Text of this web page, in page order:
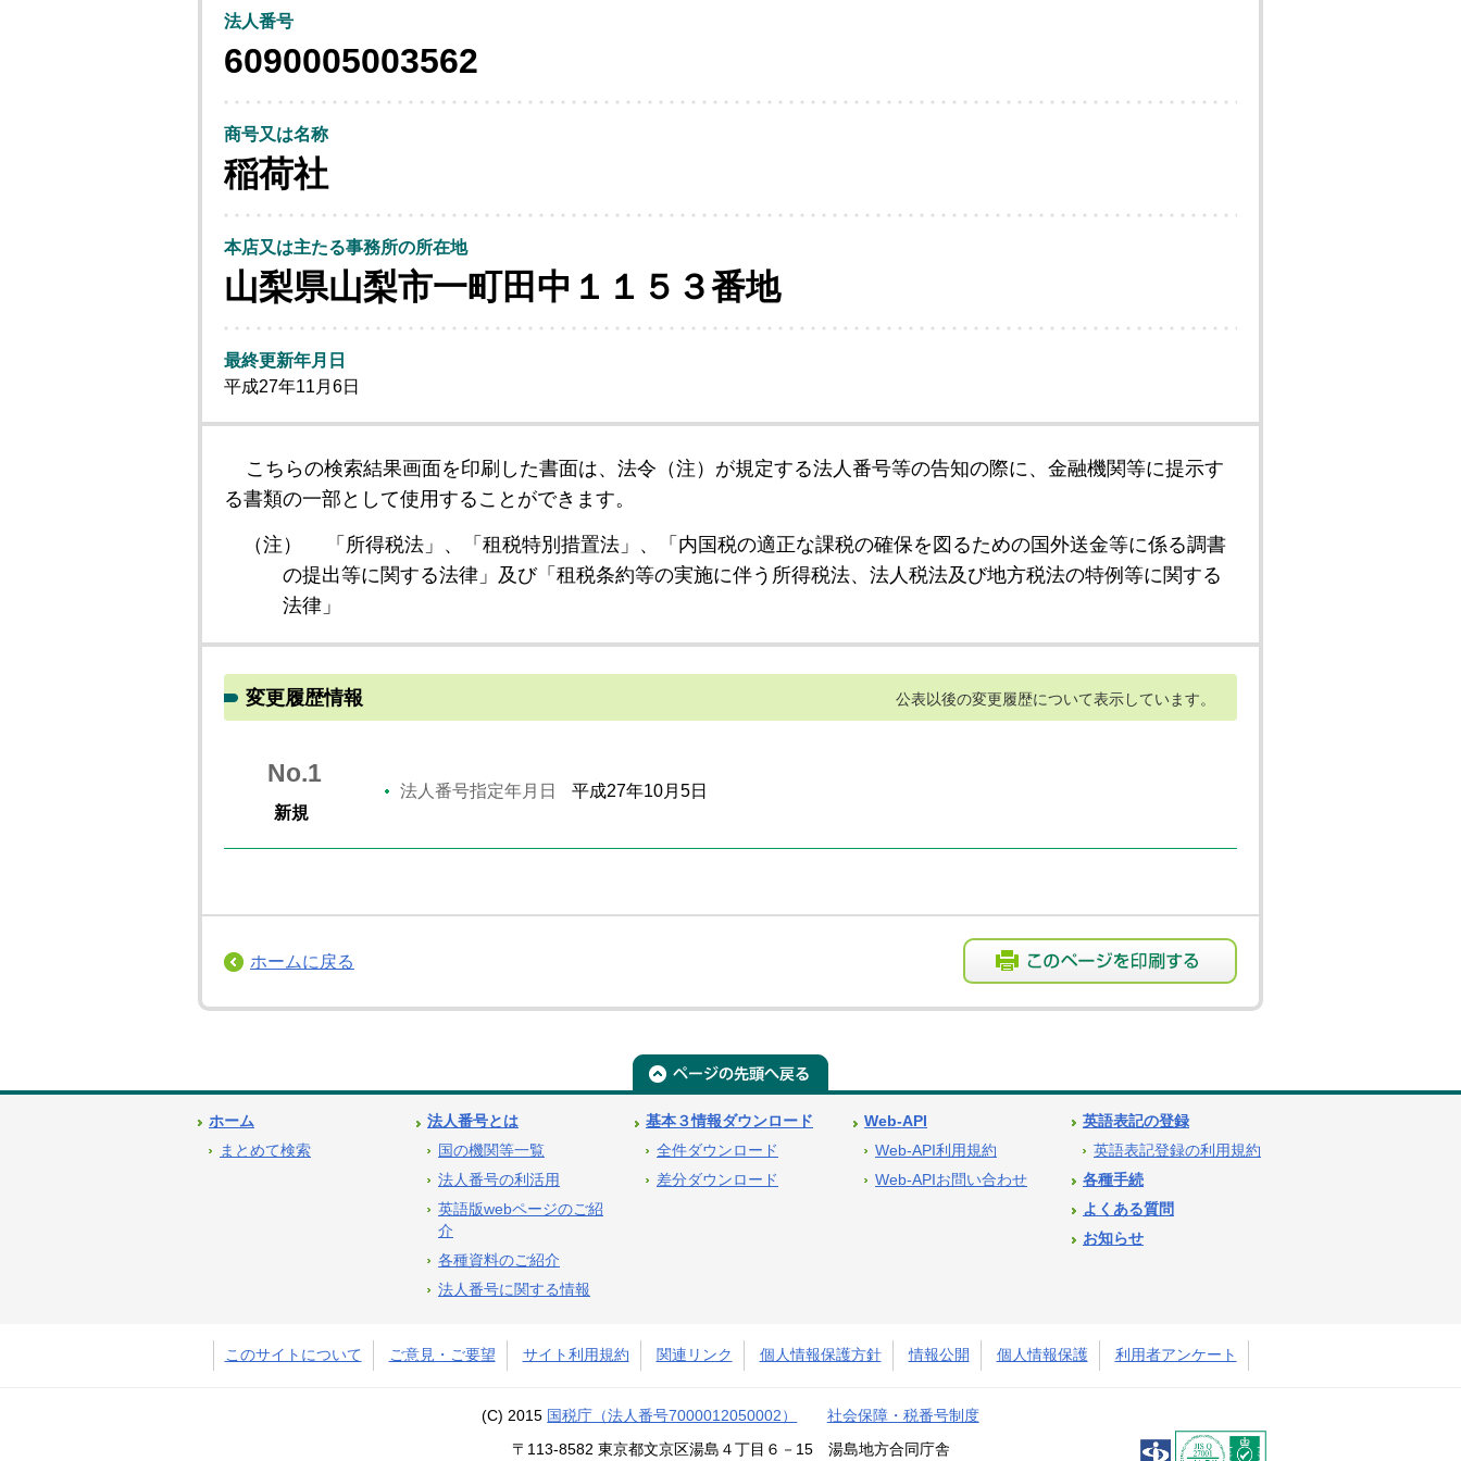
法人番号
6090005003562
商号又は名称
稲荷社
本店又は主たる事務所の所在地
山梨県山梨市一町田中１１５３番地
最終更新年月日
平成27年11月6日
こちらの検索結果画面を印刷した書面は、法令（注）が規定する法人番号等の告知の際に、金融機関等に提示す
る書類の一部として使用することができます。
（注）
「所得税法」、「租税特別措置法」、「内国税の適正な課税の確保を図るための国外送金等に係る調書
の提出等に関する法律」及び「租税条約等の実施に伴う所得税法、法人税法及び地方税法の特例等に関する
法律」
変更履歴情報 公表以後の変更履歴について表示しています。
No.1
新規
法人番号指定年月日 平成27年10月5日
ホームに戻る
ホーム
まとめて検索
法人番号とは
国の機関等一覧
法人番号の利活用
英語版webページのご紹
介
各種資料のご紹介
法人番号に関する情報
基本３情報ダウンロード
全件ダウンロード
差分ダウンロード
Web-API
Web-API利用規約
Web-APIお問い合わせ
英語表記の登録
英語表記登録の利用規約
各種手続
よくある質問
お知らせ
このサイトについて ご意見・ご要望 サイト利用規約 関連リンク 個人情報保護方針 情報公開 個人情報保護 利用者アンケート
(C) 2015 国税庁（法人番号7000012050002） 社会保障・税番号制度
〒113-8582 東京都文京区湯島４丁目６－15 湯島地方合同庁舎